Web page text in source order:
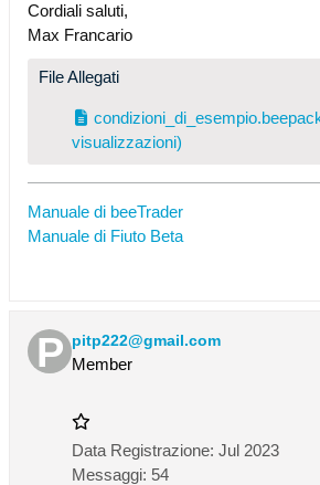
Cordiali saluti,
Max Francario
File Allegati
visualizzazioni)
Manuale di beeTrader
Manuale di Fiuto Beta
pitp222@gmail.com
Member
Data Registrazione: Jul 2023
Messaggi: 54